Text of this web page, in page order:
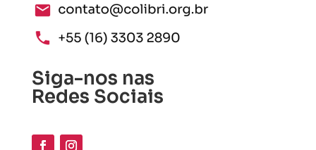
Siga-nos nas
Redes Sociais